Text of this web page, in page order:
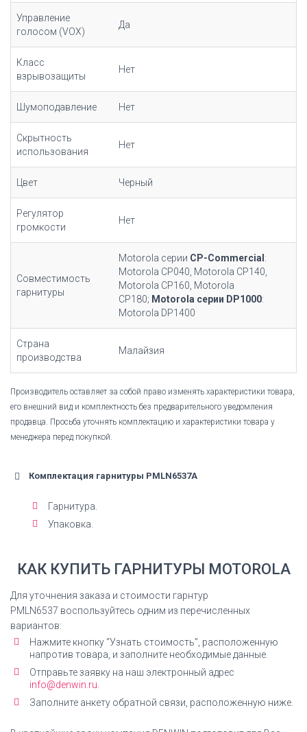
Управление
голосом (VOX)
Да
Класс
взрывозащиты
Нет
Шумоподавление Нет
Скрытность
использования
Нет
Цвет Черный
Регулятор
громкости
Нет
Совместимость
гарнитуры
Motorola серии CP-Commercial :
Motorola CP040, Motorola CP140,
Motorola CP160, Motorola
CP180; Motorola серии DP1000:
Motorola DP1400
Страна
производства
Малайзия
Производитель оставляет за собой право изменять характеристики товара,
его внешний вид и комплектность без предварительного уведомления
продавца. Просьба уточнять комплектацию и характеристики товара у
менеджера перед покупкой.
Комплектация гарнитуры PMLN6537A
Гарнитура.
Упаковка.
КАК КУПИТЬ ГАРНИТУРЫ MOTOROLA
Для уточнения заказа и стоимости гарнтур
PMLN6537 воспользуйтесь одним из перечисленных
вариантов:
Нажмите кнопку “Узнать стоимость”, расположенную
напротив товара, и заполните необходимые данные.
Отправьте заявку на наш электронный адрес
info@denwin.ru.
Заполните анкету обратной связи, расположенную ниже.